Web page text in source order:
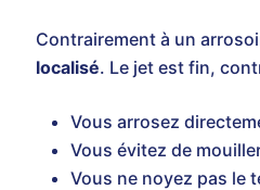
Contrairement à un
localisé. Le jet est fin,
Vous arrosez
Vous évitez de
Vous ne noyez pas le